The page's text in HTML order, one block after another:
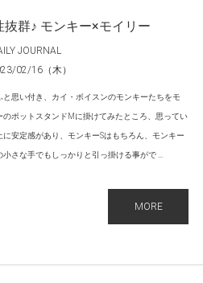
抜群♪ モンキー×モイリー
JOURNAL
02/16（木）
と思い付き、カイ・ボイスンのモンキーたちをモ
のポットスタンドMに掛けてみたところ、思ってい
に安定感があり、モンキーSはもちろん、モンキー
小さな手でもしっかりと引っ掛ける事がで ...
MORE